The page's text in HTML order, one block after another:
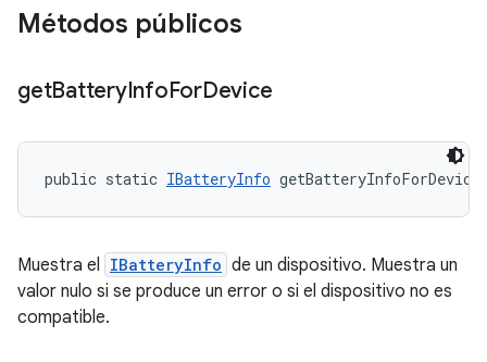
Métodos públicos
getBatteryInfoForDevice
public static IBatteryInfo
Muestra el IBatteryInfo de un dispositivo. Muestra un
valor nulo si se produce un error o si el dispositivo no es
compatible.